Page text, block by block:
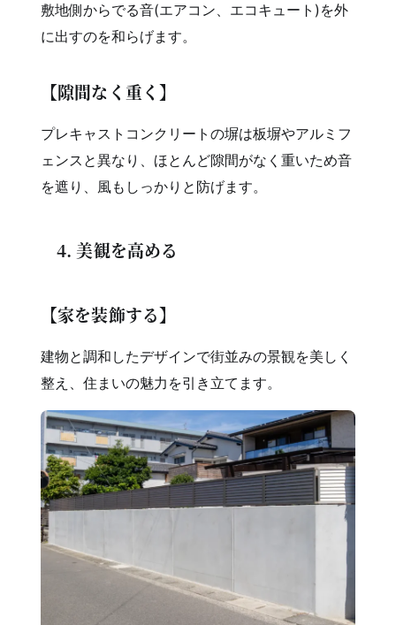
敷地側からでる音(エアコン、エコキュート)を外
に出すのを和らげます。
【隙間なく重く】
プレキャストコンクリートの塀は板塀やアルミフ
ェンスと異なり、ほとんど隙間がなく重いため音
を遮り、風もしっかりと防げます。
4. 美観を高める
【家を装飾する】
建物と調和したデザインで街並みの景観を美しく
整え、住まいの魅力を引き立てます。